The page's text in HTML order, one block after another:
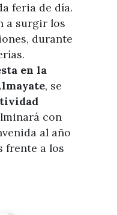
feria de día.
a surgir los
durante
en la
, se
con
al año
frente a los